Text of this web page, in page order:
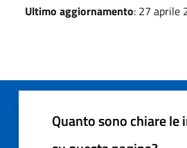
Ultimo aggiornamento: 27 aprile
Quanto sono chiare